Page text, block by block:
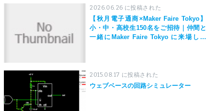
2026.06.26 に投稿された
【秋月電子通商×Maker Faire Tokyo】
小・中・高校生150名をご招待｜仲間と
一緒にMaker Faire Tokyo に来場しよ
2015.08.17 に投稿された
ウェブベースの回路シミュレーター